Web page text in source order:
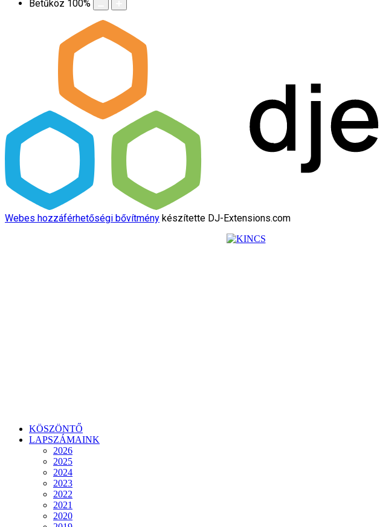
Betűköz 100%
Webes hozzáférhetőségi bővítmény készítette DJ-Extensions.com
KÖSZÖNTŐ
LAPSZÁMAINK
2026
2025
2024
2023
2022
2021
2020